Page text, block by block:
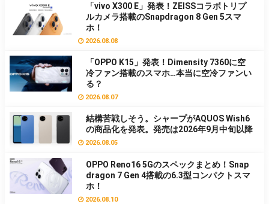
「vivo X300 E」発表！ZEISSコラボトリプ
ルカメラ搭載のSnapdragon 8 Gen 5スマ
ホ！
2026.08.08
「OPPO K15」発表！Dimensity 7360に空
冷ファン搭載のスマホ…本当に空冷ファンい
る？
2026.08.07
結構苦戦しそう。シャープがAQUOS Wish6
の商品化を発表。発売は2026年9月中旬以降
2026.08.05
OPPO Reno16 5Gのスペックまとめ！Snap
dragon 7 Gen 4搭載の6.3型コンパクトスマ
ホ！
2026.08.10